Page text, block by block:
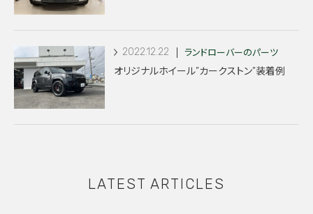
2022.12.22 ランドローバーのパーツ
オリジナルホイール”カークストン”装着例
LATEST ARTICLES